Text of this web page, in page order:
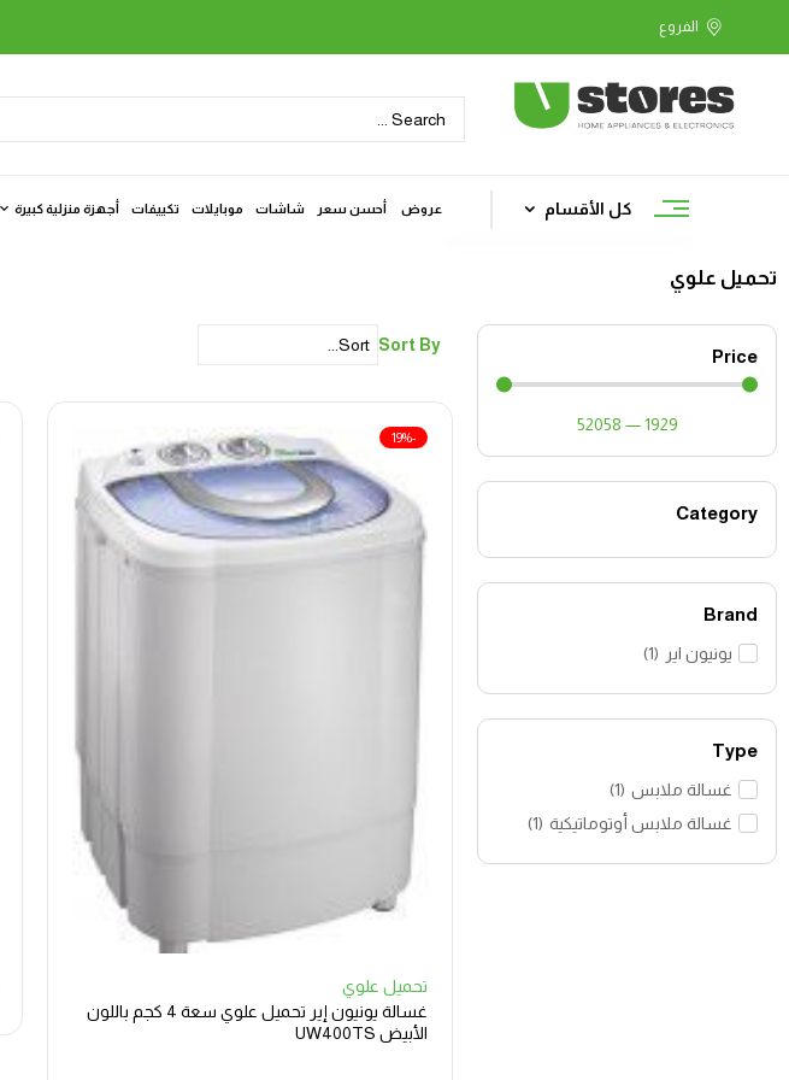
كل الأقسام عروض أحسن سعر شاشات موبايلات تكييفات أجهزة منزلية كبيرة
تحميل علوي
Price
1929
—
52058
Category
Brand
يونيون اير (
1
)
Type
غسالة ملابس (
1
)
غسالة ملابس أوتوماتيكية (
1
)
Sort By
تحميل علوي
غسالة يونيون إير تحميل علوي سعة 4 كجم باللون
الأبيض UW400TS
-19%